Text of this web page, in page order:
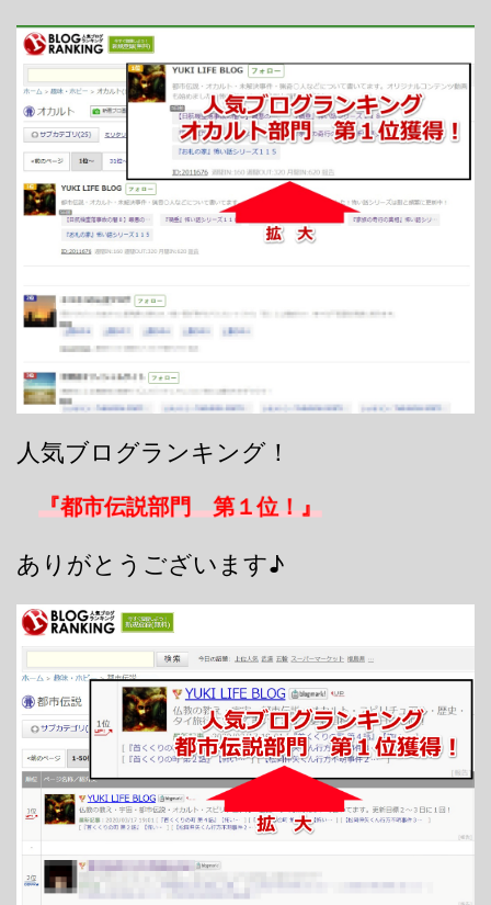
人気ブログランキング！
『都市伝説部門 第１位！』
ありがとうございます♪